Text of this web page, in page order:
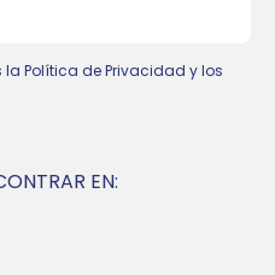
Política de Privacidad y los
EN:
61571642617900/
dipromax/
dipromax/